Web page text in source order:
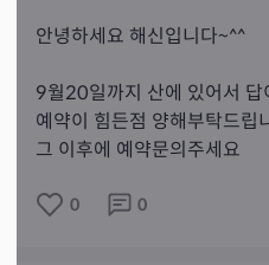
안녕하세요 해신입니다~^^
9월20일까지 산에 있어서 답
예약이 힘든점 양해부탁드립
그 이후에 예약문의주세요
0 0